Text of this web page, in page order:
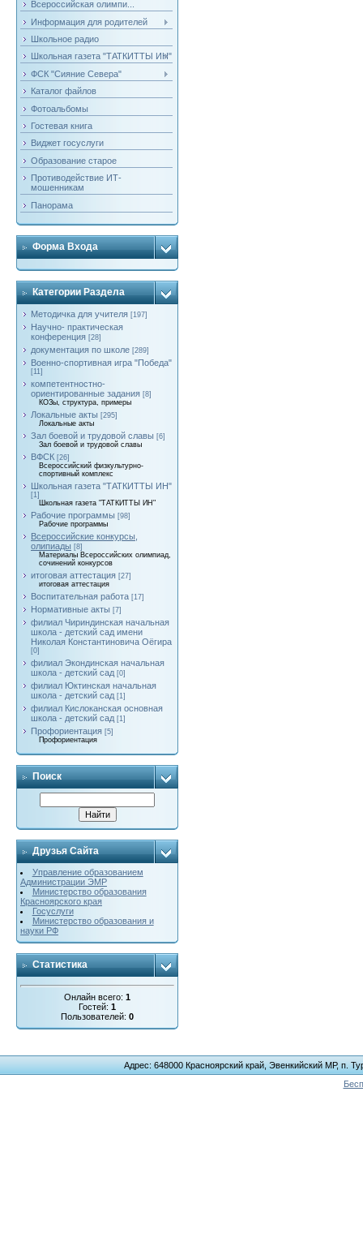
Всероссийская олимпи...
Информация для родителей
Школьное радио
Школьная газета "ТАТКИТТЫ ИН"
ФСК "Сияние Севера"
Каталог файлов
Фотоальбомы
Гостевая книга
Виджет госуслуги
Образование старое
Противодействие ИТ-
мошенникам
Панорама
Форма Входа
Категории Раздела
Методичка для учителя [197]
Научно- практическая
конференция [28]
документация по школе [289]
Военно-спортивная игра "Победа"
[11]
компетентностно-
ориентированные задания [8]
КОЗы, структура, примеры
Локальные акты [295]
Локальные акты
Зал боевой и трудовой славы [6]
Зал боевой и трудовой славы
ВФСК [26]
Всероссийский физкультурно-
спортивный комплекс
Школьная газета "ТАТКИТТЫ ИН"
[1]
Школьная газета "ТАТКИТТЫ ИН"
Рабочие программы [98]
Рабочие программы
Всероссийские конкурсы,
олипиады [8]
Материалы Всероссийских олимпиад,
сочинений конкурсов
итоговая аттестация [27]
итоговая аттестация
Воспитательная работа [17]
Нормативные акты [7]
филиал Чириндинская начальная
школа - детский сад имени
Николая Константиновича Оёгира
[0]
филиал Экондинская начальная
школа - детский сад [0]
филиал Юктинская начальная
школа - детский сад [1]
филиал Кислоканская основная
школа - детский сад [1]
Профориентация [5]
Профориентация
Поиск
Друзья Сайта
Управление образованием
Администрации ЭМР
Министерство образования
Красноярского края
Госуслуги
Министерство образования и
науки РФ
Статистика
Онлайн всего: 1
Гостей: 1
Пользователей: 0
Адрес: 648000 Красноярский край, Эвенкийский МР, п.